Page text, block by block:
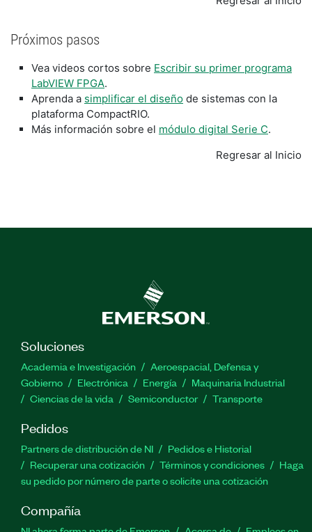
Próximos pasos
Vea videos cortos sobre Escribir su primer programa
LabVIEW FPGA.
Aprenda a simplificar el diseño de sistemas con la
plataforma CompactRIO.
Más información sobre el módulo digital Serie C.
Regresar al Inicio
Soluciones
Academia e Investigación
Aeroespacial, Defensa y
Gobierno
Electrónica Energía
Maquinaria Industrial
Ciencias de la vida
Semiconductor Transporte
Pedidos
Partners de distribución de NI
Pedidos e Historial
Recuperar una cotización
Términos y condiciones
Haga
su pedido por número de parte o solicite una cotización
Compañía